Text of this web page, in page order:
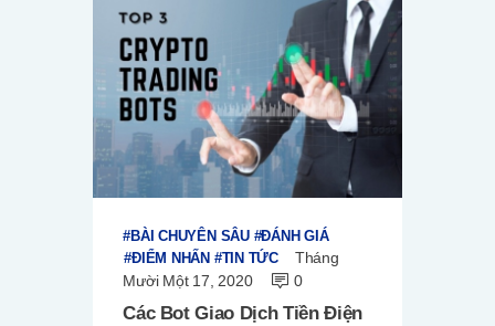
BÀI CHUYÊN SÂU
ĐÁNH GIÁ
ĐIỂM NHẤN
TIN TỨC
Tháng
Mười Một 17, 2020
0
Các Bot Giao Dịch Tiền Điện